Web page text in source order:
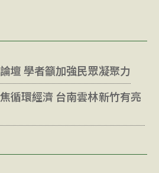
壇 學者籲加強民眾凝聚力
循環經濟 台南雲林新竹有亮